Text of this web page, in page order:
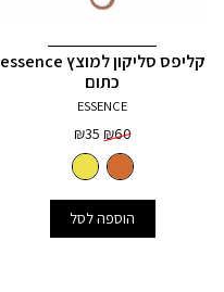
קליפס סליקון למוצץ essence
כתום
ESSENCE
₪60
המחיר
המקורי
היה:
₪60.
₪35
הנוכחי
הוא:
₪35.
הוספה לסל